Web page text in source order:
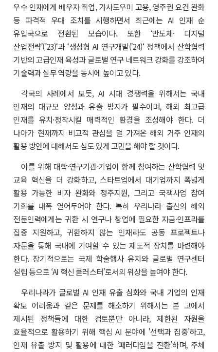
우수 인재에게 배우자 취업, 가사도우미 고용, 영주권 요건 완화
등 파격적 우대 조치를 시행하면서 최근에는 AI 인재 순
유입국으로 전환된 모습이다. 또한 ‘반도체· 디지털
산업전략’(’23)‘과 ‘생성형 AI 연구개발(’24)‘ 정책에서 산학협력
기반의 고급인재 육성과 글로벌 연구 네트워크 강화를 강조하여
기술력과 실무 역량을 동시에 높이고 있다.
각국의 사례에서 보듯, AI 시대 경쟁력을 위해서는 국내
인재의 대규모 양성과 유출 방지가 필수이며, 해외 최고급
인재를 유치·정착시킬 매력적인 환경을 조성해야 한다. 더
나아가 현재까지 비교적 관심을 덜 가져온 해외 거주 인재의
활용 방안에 대해서도 심도 있게 고민을 해야 할 것이다.
이를 위해 대학·연구기관·기업이 함께 참여하는 산학협력 및
교육 혁신을 더 강화하고, 스타트업에서 대기업까지 폭넓게
활용 가능한 비자 완화와 정주지원, 그리고 국책사업 참여
기회를 대폭 열어두어야 한다. 특히 우리나라 출신의 해외
전문인력에게는 귀환 시 연구나 창업에 필요한 자금·인프라를
집중 지원하고, 귀환하지 않는 인재라도 공동 프로젝트나
자문을 통해 국내에 기여할 수 있는 제도적 장치를 마련해야
한다. 장기적으로는 국제 학술행사 유치와 글로벌 연구센터
설립 등으로 ‘AI 혁신 클러스터’로서의 위상을 높여야 한다.
우리나라가 글로벌 AI 인재 유출 심화와 국내 기업의 인재
확보 어려움과 같은 문제를 해소하기 위해서는 본 고에서
제시된 정책들에 대한 검토뿐만 아니라, 제한된 자원을
효율적으로 활용하기 위해 핵심 AI 분야에 '선택과 집중'하고,
인재 유출 방지 및 활용에 대한 ‘패러다임을 전환’하며, 주체